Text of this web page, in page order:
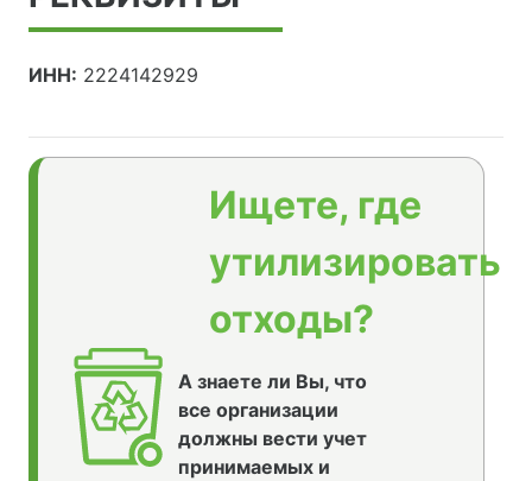
ИНН: 2224142929
Ищете, где
утилизировать
отходы?
А знаете ли Вы, что
все организации
должны вести учет
принимаемых и